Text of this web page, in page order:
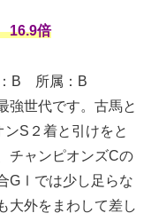
16.9倍
B 所属：B
強世代です。古馬と
S２着と引けをと
チャンピオンズCの
GⅠでは少し足らな
大外をまわして差し